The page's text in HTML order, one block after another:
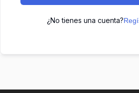
¿No tienes una cuenta?